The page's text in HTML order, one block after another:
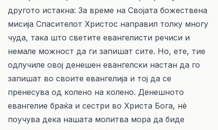
другото истакна: За време на Својата божествена
мисија Спасителот Христос направил толку многу
чуда, така што светите евангелисти речиси и
немале можност да ги запишат сите. Но, ете, тие
одлучиле овој денешен евангелски настан да го
запишат во своите евангелија и тој да се
пренесува од колено на колено. Денешното
евангелие браќа и сестри во Христа Бога, нè
поучува дека нашата молитва мора да биде